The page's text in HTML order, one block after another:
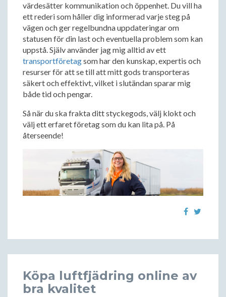
värdesätter kommunikation och öppenhet. Du vill ha
ett rederi som håller dig informerad varje steg på
vägen och ger regelbundna uppdateringar om
statusen för din last och eventuella problem som kan
uppstå. Själv använder jag mig alltid av ett
transportföretagsom har den kunskap, expertis och
resurser för att se till att mitt gods transporteras
säkert och effektivt, vilket i slutändan sparar mig
både tid och pengar.
Så när du ska frakta ditt styckegods, välj klokt och
välj ett erfaret företag som du kan lita på. På
återseende!
Köpa luftfjädring online av
bra kvalitet